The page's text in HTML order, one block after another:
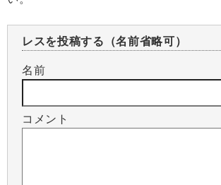
レスを投稿する（名前省略可）
名前
コメント